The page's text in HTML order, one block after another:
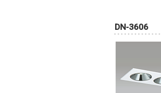
DN-3606